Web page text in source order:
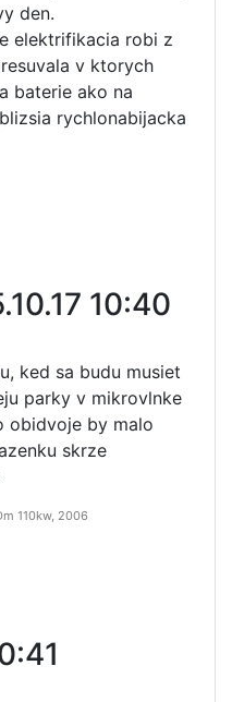
den.
elektrifikacia robi z
v ktorych
baterie ako na
rychlonabijacka
10:40
ked sa budu musiet
parky v mikrovlnke
obidvoje by malo
skrze
110kw, 2006